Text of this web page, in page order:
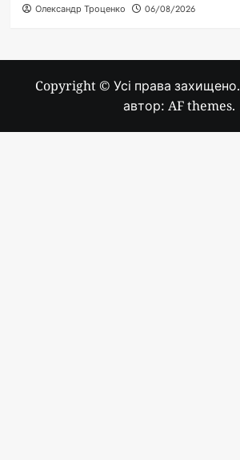
Олександр Троценко 06/08/2026
Copyright © Усі права захищено.
автор: AF themes.